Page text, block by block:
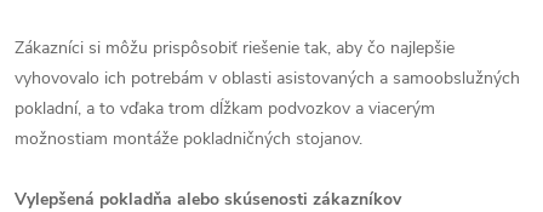
Zákazníci si môžu prispôsobiť riešenie tak, aby čo najlepšie
vyhovovalo ich potrebám v oblasti asistovaných a samoobslužných
pokladní, a to vďaka trom dĺžkam podvozkov a viacerým
možnostiam montáže pokladničných stojanov.
Vylepšená pokladňa alebo skúsenosti zákazníkov